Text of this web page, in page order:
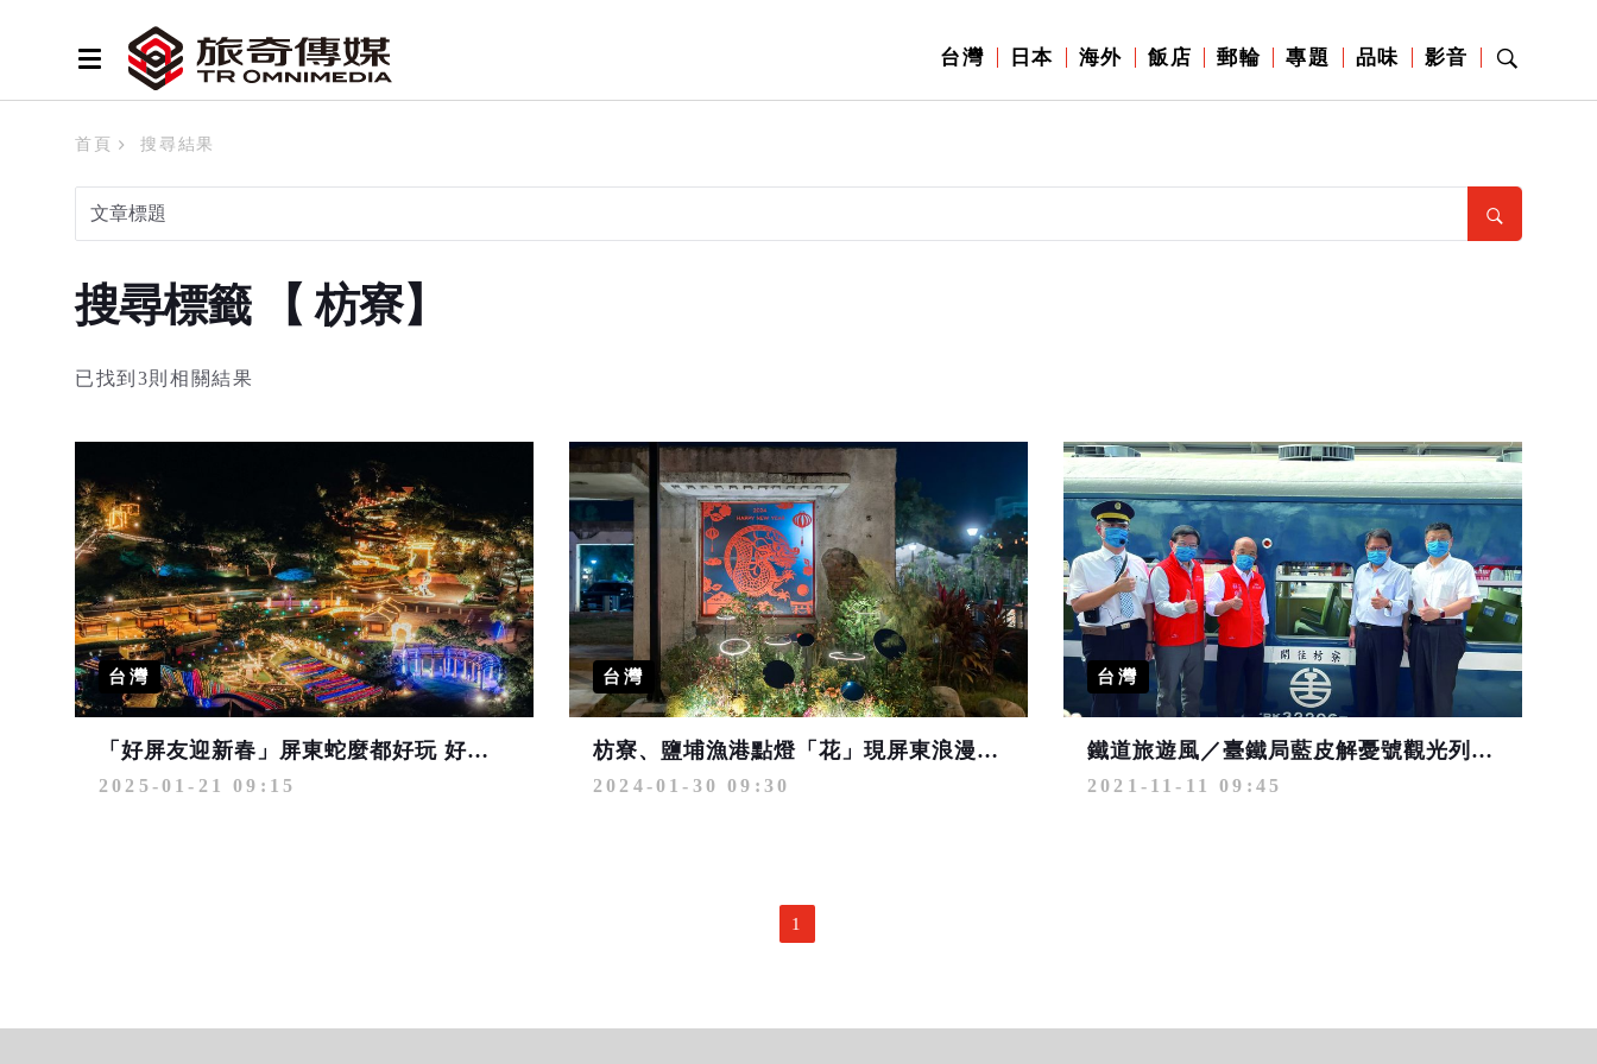
台灣 日本 海外 飯店 郵輪 專題 品味 影音
首頁 搜尋結果
搜尋標籤 【 枋寮】
已找到3則相關結果
台灣
「好屏友迎新春」屏東蛇麼都好玩 好運一路來！
2025-01-21 09:15
台灣
枋寮、鹽埔漁港點燈「花」現屏東浪漫迎春
2024-01-30 09:30
台灣
鐵道旅遊風／臺鐵局藍皮解憂號觀光列車重新啟航 「浪漫藍」風貌再現
2021-11-11 09:45
1